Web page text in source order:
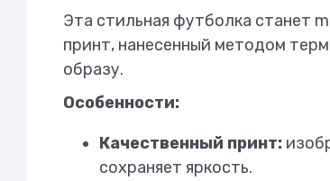
Эта стильная футболка станет
принт, нанесенный методом
образу.
Особенности:
Качественный принт:
сохраняет яркость.